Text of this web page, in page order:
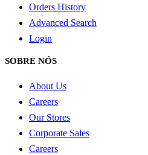
Orders History
Advanced Search
Login
SOBRE NÓS
About Us
Careers
Our Stores
Corporate Sales
Careers